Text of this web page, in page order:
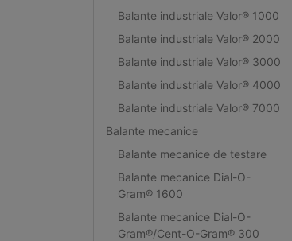
Balante industriale Valor® 1000
Balante industriale Valor® 2000
Balante industriale Valor® 3000
Balante industriale Valor® 4000
Balante industriale Valor® 7000
Balante mecanice
Balante mecanice de testare
Balante mecanice Dial-O-
Gram® 1600
Balante mecanice Dial-O-
Gram®/Cent-O-Gram® 300